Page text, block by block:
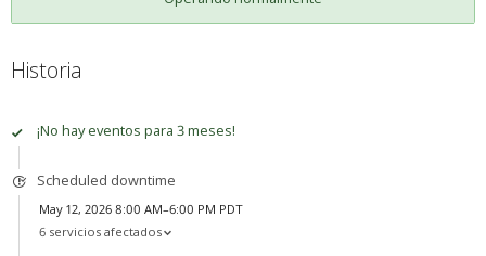
Historia
¡No hay eventos para 3 meses!
Scheduled downtime
May 12, 2026 8:00 AM–6:00 PM PDT
6 servicios afectados